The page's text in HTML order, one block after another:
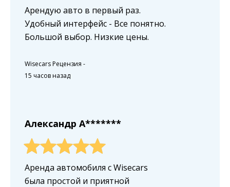
Арендую авто в первый раз.
Удобный интерфейс - Все понятно.
Большой выбор. Низкие цены.
Wisecars Рецензия -
15 часов назад
Александр A*******
Аренда автомобиля с Wisecars
была простой и приятной